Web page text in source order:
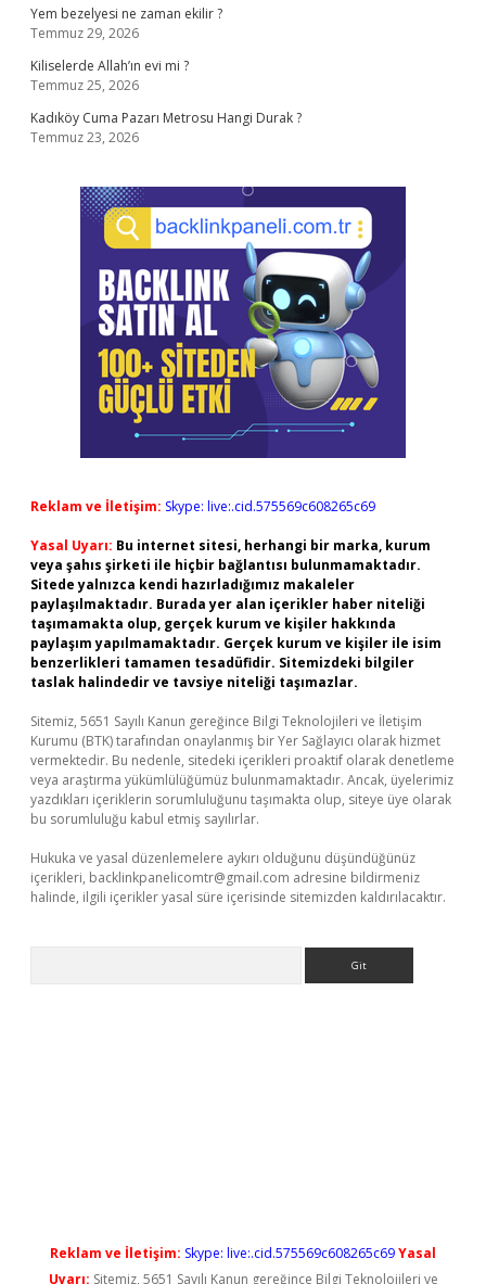
Yem bezelyesi ne zaman ekilir ?
Temmuz 29, 2026
Kiliselerde Allah’ın evi mi ?
Temmuz 25, 2026
Kadıköy Cuma Pazarı Metrosu Hangi Durak ?
Temmuz 23, 2026
Reklam ve İletişim: Skype: live:.cid.575569c608265c69
Yasal Uyarı: Bu internet sitesi, herhangi bir marka, kurum
veya şahıs şirketi ile hiçbir bağlantısı bulunmamaktadır.
Sitede yalnızca kendi hazırladığımız makaleler
paylaşılmaktadır. Burada yer alan içerikler haber niteliği
taşımamakta olup, gerçek kurum ve kişiler hakkında
paylaşım yapılmamaktadır. Gerçek kurum ve kişiler ile isim
benzerlikleri tamamen tesadüfidir. Sitemizdeki bilgiler
taslak halindedir ve tavsiye niteliği taşımazlar.
Sitemiz, 5651 Sayılı Kanun gereğince Bilgi Teknolojileri ve İletişim
Kurumu (BTK) tarafından onaylanmış bir Yer Sağlayıcı olarak hizmet
vermektedir. Bu nedenle, sitedeki içerikleri proaktif olarak denetleme
veya araştırma yükümlülüğümüz bulunmamaktadır. Ancak, üyelerimiz
yazdıkları içeriklerin sorumluluğunu taşımakta olup, siteye üye olarak
bu sorumluluğu kabul etmiş sayılırlar.
Hukuka ve yasal düzenlemelere aykırı olduğunu düşündüğünüz
içerikleri, backlinkpanelicomtr@gmail.com adresine bildirmeniz
halinde, ilgili içerikler yasal süre içerisinde sitemizden kaldırılacaktır.
Reklam ve İletişim: Skype: live:.cid.575569c608265c69Yasal
Uyarı: Sitemiz, 5651 Sayılı Kanun gereğince Bilgi Teknolojileri ve